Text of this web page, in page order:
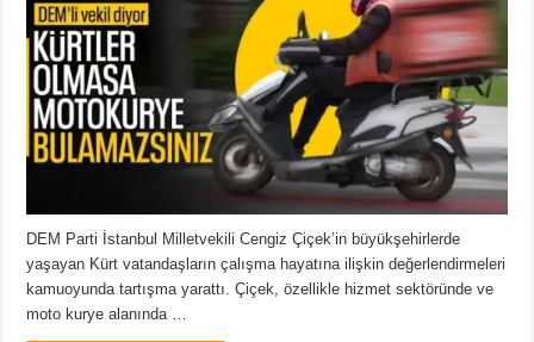
DEM Parti İstanbul Milletvekili Cengiz Çiçek’in büyükşehirlerde
yaşayan Kürt vatandaşların çalışma hayatına ilişkin değerlendirmeleri
kamuoyunda tartışma yarattı. Çiçek, özellikle hizmet sektöründe ve
moto kurye alanında …